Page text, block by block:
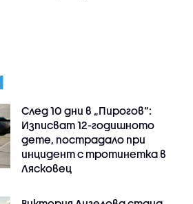
След 10 дни в „Пирогов“:
Изписват 12-годишното
дете, пострадало при
инцидент с тротинетка в
Лясковец